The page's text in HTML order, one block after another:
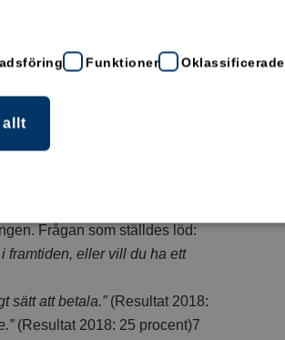
17 januari –4 februari 2019.
Frågan som ställdes löd:
framtiden, eller vill du ha ett
sätt att betala.”(Resultat 2018:
(Resultat 2018: 25 procent)7
Funktioner Oklassificerade
allt